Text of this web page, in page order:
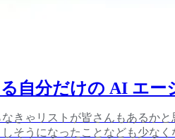
る自分だけの AI エ
ゃリストが皆さんもあるか
そうになったことなども少な